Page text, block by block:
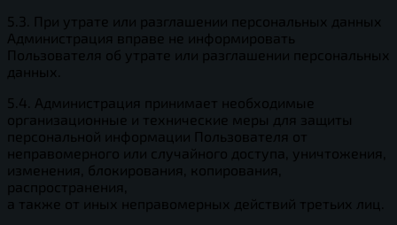
5.3. При утрате или разглашении персональных данных
Администрация вправе не информировать
Пользователя об утрате или разглашении персональных
данных.
5.4. Администрация принимает необходимые
организационные и технические меры для защиты
персональной информации Пользователя от
неправомерного или случайного доступа, уничтожения,
изменения, блокирования, копирования,
распространения,
а также от иных неправомерных действий третьих лиц.